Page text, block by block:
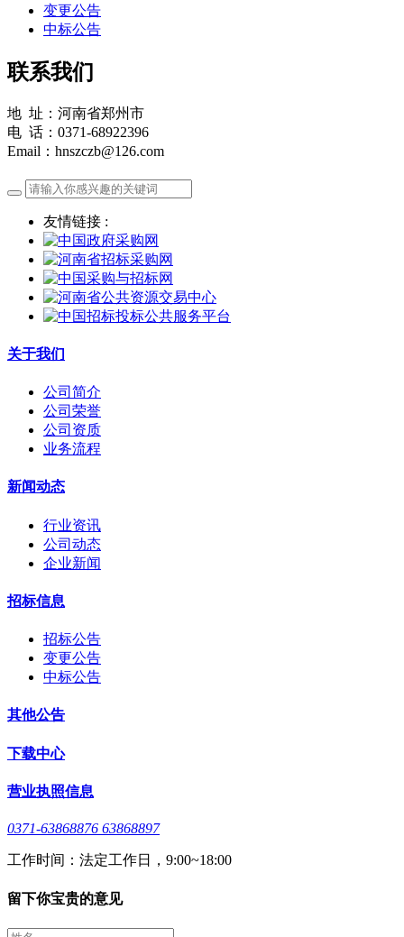
变更公告
中标公告
联系我们
地 址：河南省郑州市
电 话：0371-68922396
Email：hnszczb@126.com
友情链接 :
关于我们
公司简介
公司荣誉
公司资质
业务流程
新闻动态
行业资讯
公司动态
企业新闻
招标信息
招标公告
变更公告
中标公告
其他公告
下载中心
营业执照信息
0371-63868876 63868897
工作时间：法定工作日，9:00~18:00
留下你宝贵的意见